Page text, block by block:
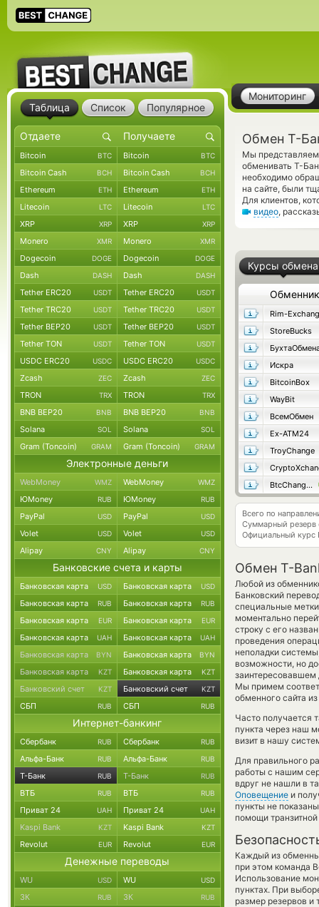
Мониторинг
Обмен Т-
Мы представляем
обменивать Т-
необходимо
на сайте, были
Для клиентов,
видео,
Курсы обмена
Обменник
Rim-
StoreBucks
Искра
BitcoinBox
WayBit
ВсемОбмен
Ex-ATM24
TroyChange
BtcChange24
Всего по
Суммарный резерв
Официальный курс
Обмен T-
Любой из
Банковский
специальные
моментально
строку с его
проведения
неполадки
возможности, но
заинтересовавшем
Мы примем
обменного сайта
Часто получается
пункта через наш
визит в нашу
Для правильного
работы с нашим
вдруг не нашли в
Оповещение и
пункты не
помощи
Каждый из
при этом команда
Использование
пунктах. При
размер резервов и
Таблица Список Популярное
Bitcoin BTC Bitcoin BTC
Bitcoin Cash BCH Bitcoin Cash BCH
Ethereum ETH Ethereum ETH
Litecoin LTC Litecoin LTC
XRP XRP XRP XRP
Monero XMR Monero XMR
Dogecoin DOGE Dogecoin DOGE
Dash DASH Dash DASH
Tether ERC20 USDT Tether ERC20 USDT
Tether TRC20 USDT Tether TRC20 USDT
Tether BEP20 USDT Tether BEP20 USDT
Tether TON USDT Tether TON USDT
USDC ERC20 USDC USDC ERC20 USDC
Zcash ZEC Zcash ZEC
TRON TRX TRON TRX
BNB BEP20 BNB BNB BEP20 BNB
Solana SOL Solana SOL
Gram (Toncoin) GRAM Gram (Toncoin) GRAM
Электронные деньги
WebMoney WMZ WebMoney WMZ
ЮMoney RUB ЮMoney RUB
PayPal USD PayPal USD
Volet USD Volet USD
Alipay CNY Alipay CNY
Банковские счета и карты
Банковская карта USD Банковская карта USD
Банковская карта RUB Банковская карта RUB
Банковская карта EUR Банковская карта EUR
Банковская карта UAH Банковская карта UAH
Банковская карта BYN Банковская карта BYN
Банковская карта KZT Банковская карта KZT
Банковский счет KZT Банковский счет KZT
СБП RUB СБП RUB
Интернет-банкинг
Сбербанк RUB Сбербанк RUB
Альфа-Банк RUB Альфа-Банк RUB
Т-Банк RUB Т-Банк RUB
ВТБ RUB ВТБ RUB
Приват 24 UAH Приват 24 UAH
Kaspi Bank KZT Kaspi Bank KZT
Revolut EUR Revolut EUR
Денежные переводы
WU USD WU USD
ЗК RUB ЗК RUB